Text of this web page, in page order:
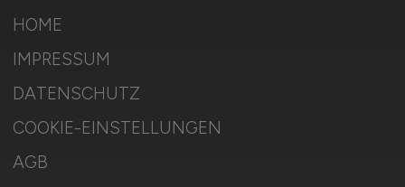
HOME
IMPRESSUM
DATENSCHUTZ
COOKIE-EINSTELLUNGEN
AGB